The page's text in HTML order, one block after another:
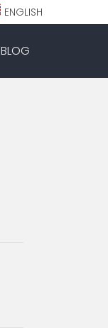
ENGLISH
BLOG